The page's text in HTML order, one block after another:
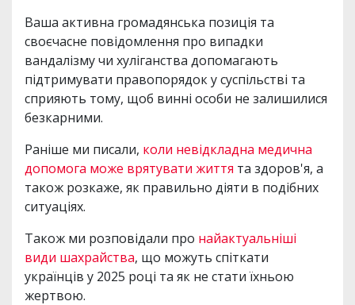
Ваша активна громадянська позиція та
своєчасне повідомлення про випадки
вандалізму чи хуліганства допомагають
підтримувати правопорядок у суспільстві та
сприяють тому, щоб винні особи не залишилися
безкарними.
Раніше ми писали, коли невідкладна медична
допомога може врятувати життя та здоров'я, а
також розкаже, як правильно діяти в подібних
ситуаціях.
Також ми розповідали про найактуальніші
види шахрайства, що можуть спіткати
українців у 2025 році та як не стати їхньою
жертвою.